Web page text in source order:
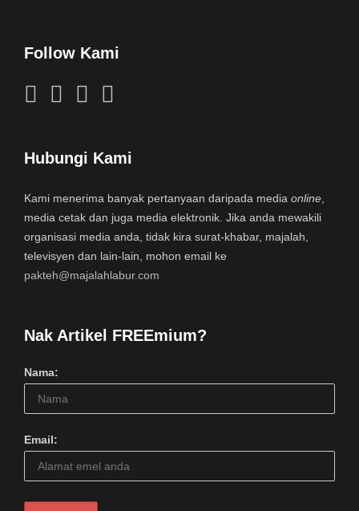
Follow Kami
Hubungi Kami
Kami menerima banyak pertanyaan daripada media online
media cetak dan juga media elektronik. Jika anda mewakili
organisasi media anda, tidak kira surat-khabar, majalah,
televisyen dan lain-lain, mohon email ke
pakteh@majalahlabur.com
Nak Artikel FREEmium?
Nama:
Email: